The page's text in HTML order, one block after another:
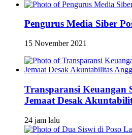
Pengurus Media Siber
15 November 2021
Transparansi Keuangan
Jemaat Desak
24 jam lalu